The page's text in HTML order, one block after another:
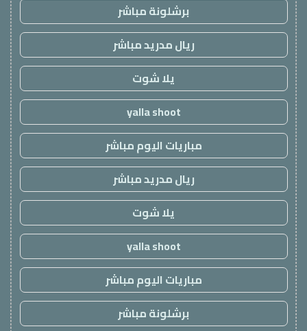
برشلونة مباشر
ريال مدريد مباشر
يلا شوت
yalla shoot
مباريات اليوم مباشر
ريال مدريد مباشر
يلا شوت
yalla shoot
مباريات اليوم مباشر
برشلونة مباشر